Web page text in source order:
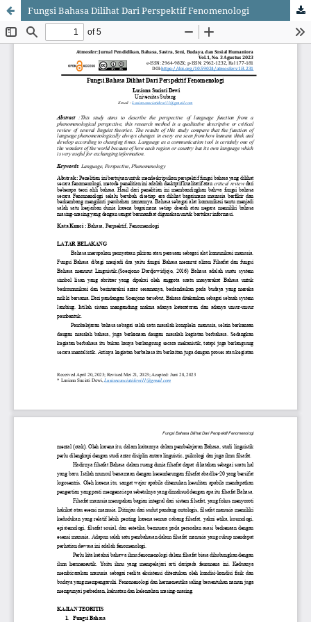
Fungsi Bahasa Dilihat Dari Perspektif Fenomenologi